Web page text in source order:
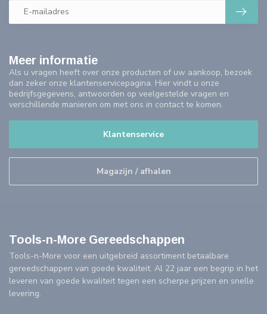
Meer informatie
Als u vragen heeft over onze producten of uw aankoop, bezoek
dan zeker onze klantenservicepagina. Hier vindt u onze
bedrijfsgegevens, antwoorden op veelgestelde vragen en
verschillende manieren om met ons in contact te komen.
Klantenservice
Magazijn / afhalen
Tools-n-More Gereedschappen
Tools-n-More voor een uitgebreid assortiment betaalbare
gereedschappen van goede kwaliteit. Al 22 jaar een begrip in het
leveren van goede kwaliteit tegen een scherpe prijzen en snelle
levering.